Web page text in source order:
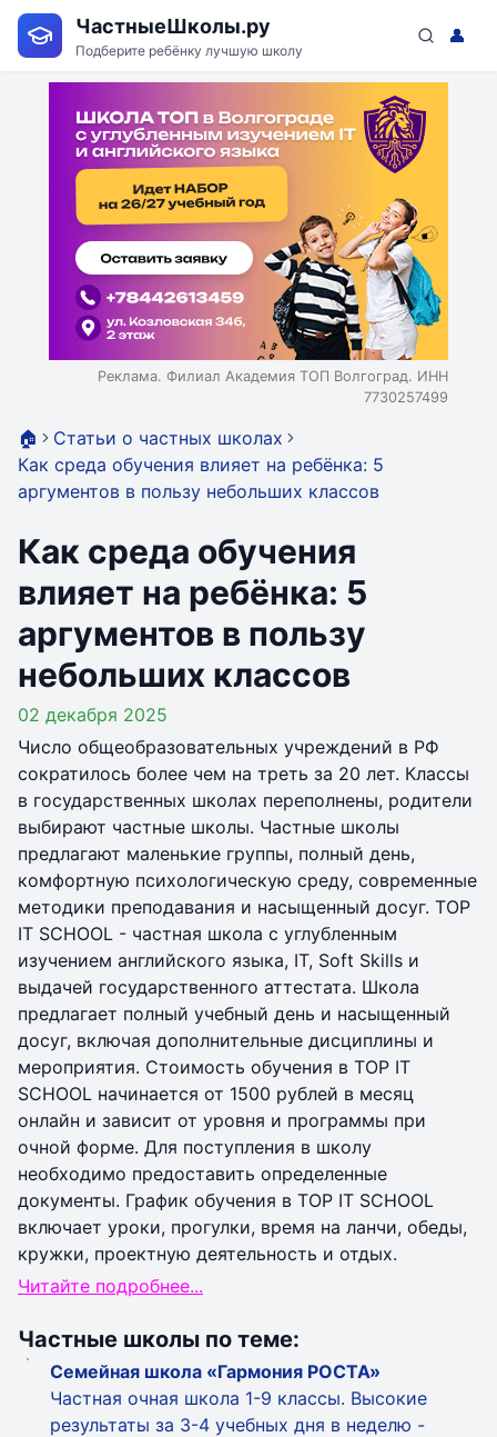
ЧастныеШколы.ру
Подберите ребёнку лучшую школу
👤
Реклама. Филиал Академия ТОП Волгоград. ИНН
7730257499
🏠
Статьи о частных школах
Как среда обучения влияет на ребёнка: 5
аргументов в пользу небольших классов
Как среда обучения
влияет на ребёнка: 5
аргументов в пользу
небольших классов
02 декабря 2025
Число общеобразовательных учреждений в РФ
сократилось более чем на треть за 20 лет. Классы
в государственных школах переполнены, родители
выбирают частные школы. Частные школы
предлагают маленькие группы, полный день,
комфортную психологическую среду, современные
методики преподавания и насыщенный досуг. TOP
IT SCHOOL - частная школа с углубленным
изучением английского языка, IT, Soft Skills и
выдачей государственного аттестата. Школа
предлагает полный учебный день и насыщенный
досуг, включая дополнительные дисциплины и
мероприятия. Стоимость обучения в TOP IT
SCHOOL начинается от 1500 рублей в месяц
онлайн и зависит от уровня и программы при
очной форме. Для поступления в школу
необходимо предоставить определенные
документы. График обучения в TOP IT SCHOOL
включает уроки, прогулки, время на ланчи, обеды,
кружки, проектную деятельность и отдых.
Читайте подробнее...
Частные школы по теме:
Семейная школа «Гармония РОСТА»
Частная очная школа 1-9 классы. Высокие
результаты за 3-4 учебных дня в неделю -